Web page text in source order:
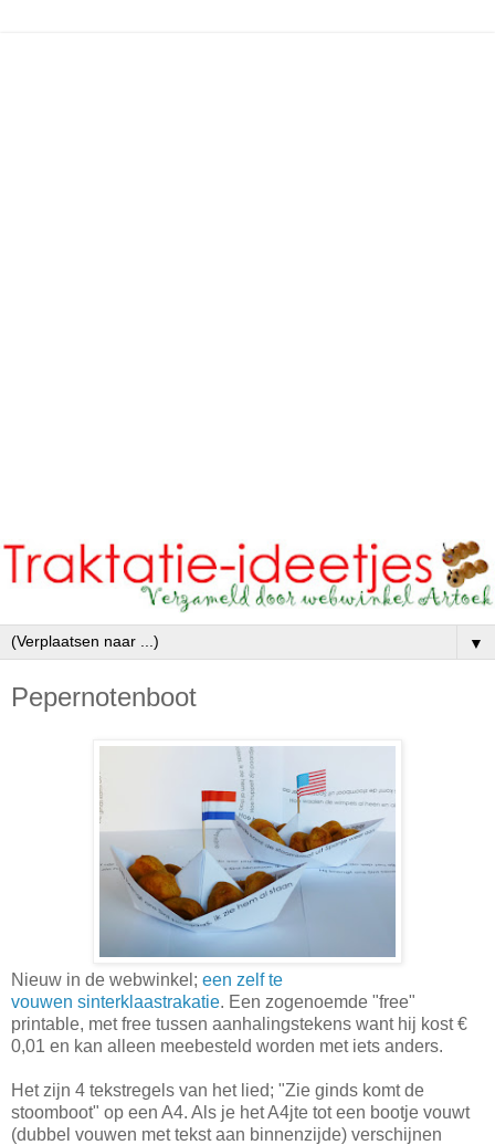
▼
Pepernotenboot
Nieuw in de webwinkel; een zelf te
vouwen sinterklaastrakatie. Een zogenoemde "free"
printable, met free tussen aanhalingstekens want hij kost €
0,01 en kan alleen meebesteld worden met iets anders.
Het zijn 4 tekstregels van het lied; "Zie ginds komt de
stoomboot" op een A4. Als je het A4jte tot een bootje vouwt
(dubbel vouwen met tekst aan binnenzijde) verschijnen